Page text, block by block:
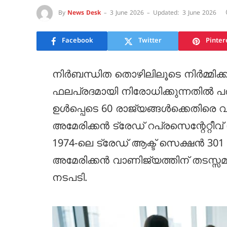
By News Desk 3 June 2026 Updated: 3 June 2026
Facebook Twitter
നിർബന്ധിത തൊഴിലിലൂടെ
ഫലപ്രദമായി നിരോധിക്കുന്നതിൽ
ഉൾപ്പെടെ 60
അമേരിക്കൻ ട്രേഡ്
1974-ലെ ട്രേഡ് ആക്ട് സെക്ഷൻ
അമേരിക്കൻ വാണിജ്യത്തിന്
നടപടി.